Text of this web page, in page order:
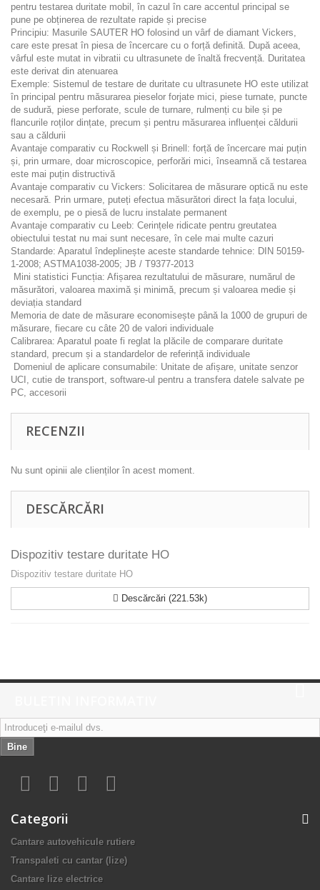
pentru testarea duritate mobil, în cazul în care accentul principal se
pune pe obținerea de rezultate rapide și precise
Principiu: Masurile SAUTER HO folosind un vârf de diamant Vickers,
care este presat în piesa de încercare cu o forță definită. După aceea,
vârful este mutat in vibratii cu ultrasunete de înaltă frecvență. Duritatea
este derivat din atenuarea
Exemple: Sistemul de testare de duritate cu ultrasunete HO este utilizat
în principal pentru măsurarea pieselor forjate mici, piese turnate, puncte
de sudură, piese perforate, scule de turnare, rulmenți cu bile și pe
flancurile roților dințate, precum și pentru măsurarea influenței căldurii
sau a căldurii
Avantaje comparativ cu Rockwell și Brinell: forță de încercare mai puțin
și, prin urmare, doar microscopice, perforări mici, înseamnă că testarea
este mai puțin distructivă
Avantaje comparativ cu Vickers: Solicitarea de măsurare optică nu este
necesară. Prin urmare, puteți efectua măsurători direct la fața locului,
de exemplu, pe o piesă de lucru instalate permanent
Avantaje comparativ cu Leeb: Cerințele ridicate pentru greutatea
obiectului testat nu mai sunt necesare, în cele mai multe cazuri
Standarde: Aparatul îndeplinește aceste standarde tehnice: DIN 50159-
1-2008; ASTMA1038-2005; JB / T9377-2013
Mini statistici Funcția: Afișarea rezultatului de măsurare, numărul de
măsurători, valoarea maximă și minimă, precum și valoarea medie și
deviația standard
Memoria de date de măsurare economisește până la 1000 de grupuri de
măsurare, fiecare cu câte 20 de valori individuale
Calibrarea: Aparatul poate fi reglat la plăcile de comparare duritate
standard, precum și a standardelor de referință individuale
Domeniul de aplicare consumabile: Unitate de afișare, unitate senzor
UCI, cutie de transport, software-ul pentru a transfera datele salvate pe
PC, accesorii
RECENZII
Nu sunt opinii ale clienților în acest moment.
DESCĂRCĂRI
Dispozitiv testare duritate HO
Dispozitiv testare duritate HO
Descărcări (221.53k)
Bine
Categorii
Cantare autovehicule rutiere
Transpaleti cu cantar (lize)
Cantare lize electrice